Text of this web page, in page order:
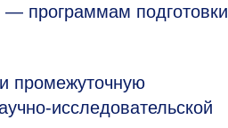
— программам подготовки
промежуточную
исследовательской